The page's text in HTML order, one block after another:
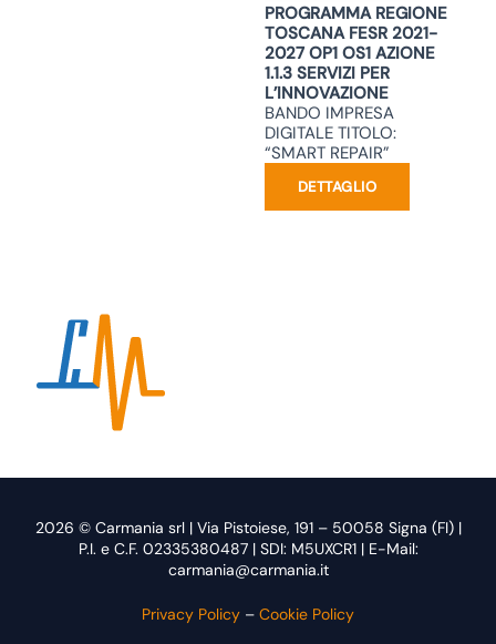
PROGRAMMA REGIONE
TOSCANA FESR 2021-
2027 OP1 OS1 AZIONE
1.1.3 SERVIZI PER
L’INNOVAZIONE
BANDO IMPRESA
DIGITALE TITOLO:
“SMART REPAIR”
DETTAGLIO
2026 © Carmania srl | Via Pistoiese, 191 – 50058 Signa (FI) |
P.I. e C.F. 02335380487 | SDI: M5UXCR1 | E-Mail:
carmania@carmania.it
Privacy Policy – Cookie Policy